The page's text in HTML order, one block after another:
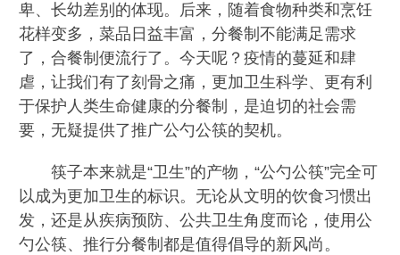
卑、长幼差别的体现。后来，随着食物种类和烹饪
花样变多，菜品日益丰富，分餐制不能满足需求
了，合餐制便流行了。今天呢？疫情的蔓延和肆
虐，让我们有了刻骨之痛，更加卫生科学、更有利
于保护人类生命健康的分餐制，是迫切的社会需
要，无疑提供了推广公勺公筷的契机。
筷子本来就是“卫生”的产物，“公勺公筷”完全可
以成为更加卫生的标识。无论从文明的饮食习惯出
发，还是从疾病预防、公共卫生角度而论，使用公
勺公筷、推行分餐制都是值得倡导的新风尚。